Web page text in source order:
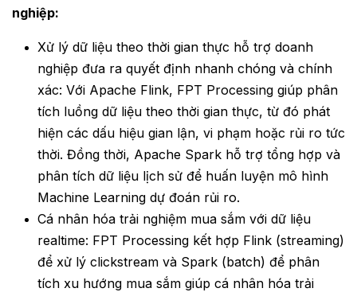
nghiệp:
Xử lý dữ liệu theo thời gian thực hỗ trợ doanh
nghiệp đưa ra quyết định nhanh chóng và chính
xác: Với Apache Flink, FPT Processing giúp phân
tích luồng dữ liệu theo thời gian thực, từ đó phát
hiện các dấu hiệu gian lận, vi phạm hoặc rủi ro tức
thời. Đồng thời, Apache Spark hỗ trợ tổng hợp và
phân tích dữ liệu lịch sử để huấn luyện mô hình
Machine Learning dự đoán rủi ro.
Cá nhân hóa trải nghiệm mua sắm với dữ liệu
realtime: FPT Processing kết hợp Flink (streaming)
để xử lý clickstream và Spark (batch) để phân
tích xu hướng mua sắm giúp cá nhân hóa trải